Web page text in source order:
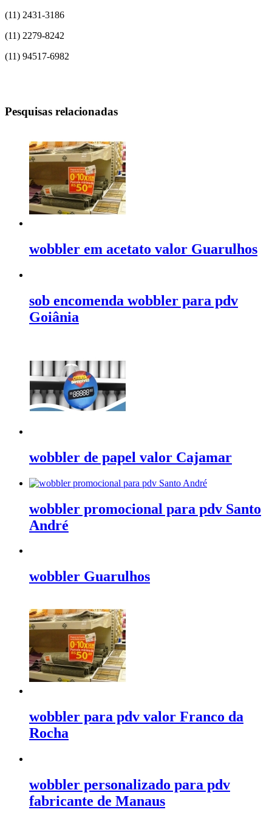
(11) 2431-3186
(11) 2279-8242
(11) 94517-6982
Pesquisas relacionadas
wobbler em acetato valor Guarulhos
sob encomenda wobbler para pdv
Goiânia
wobbler de papel valor Cajamar
wobbler promocional para pdv Santo
André
wobbler Guarulhos
wobbler para pdv valor Franco da
Rocha
wobbler personalizado para pdv
fabricante de Manaus